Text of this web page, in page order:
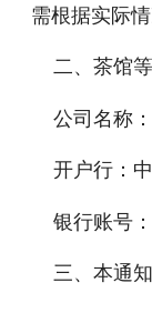
需根据实际
二、茶馆等
公司名称
开户行：
银行账号
三、本通知